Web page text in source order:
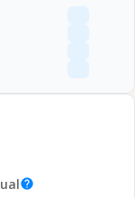
help